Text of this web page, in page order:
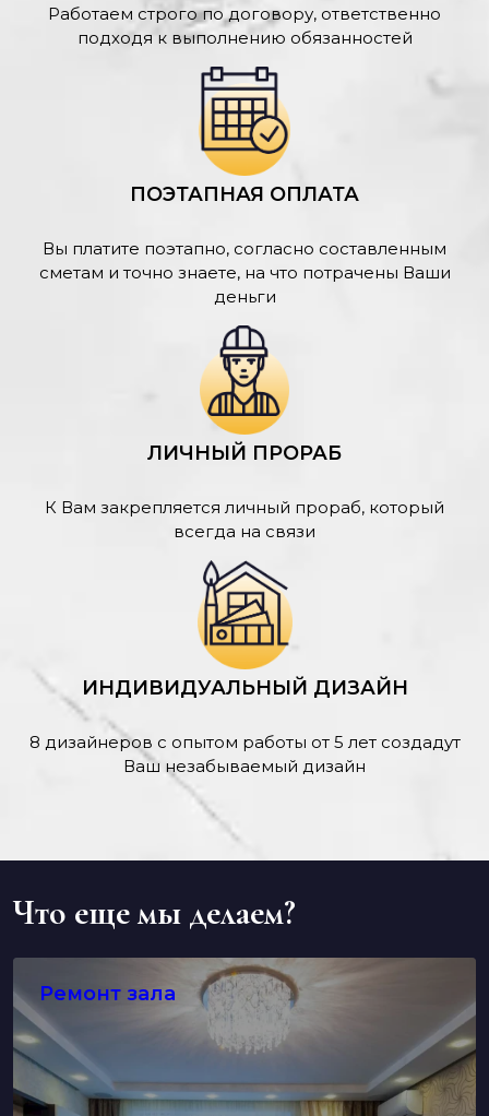
Работаем строго по договору, ответственно
подходя к выполнению обязанностей
ПОЭТАПНАЯ ОПЛАТА
Вы платите поэтапно, согласно составленным
сметам и точно знаете, на что потрачены Ваши
деньги
ЛИЧНЫЙ ПРОРАБ
К Вам закрепляется личный прораб, который
всегда на связи
ИНДИВИДУАЛЬНЫЙ ДИЗАЙН
8 дизайнеров с опытом работы от 5 лет создадут
Ваш незабываемый дизайн
Что еще мы делаем?
Ремонт зала